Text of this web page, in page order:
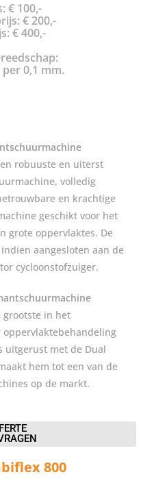
€ 100,-
€ 200,-
€ 400,-
0,1 mm.
robuuste en uiterst
volledig
en krachtige
geschikt voor het
grote oppervlaktes. De
aangesloten aan de
cycloonstofzuiger.
grootste in het
oppervlaktebehandeling
uitgerust met de Dual
hem tot een van de
op de markt.
800